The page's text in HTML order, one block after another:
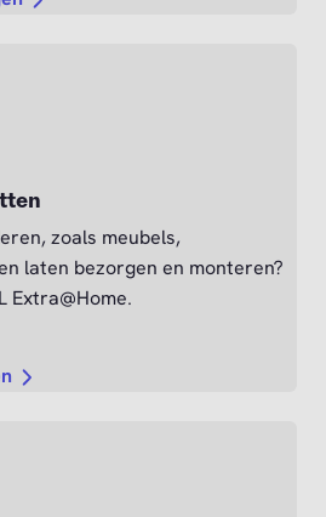
zoals meubels,
laten bezorgen en monteren?
Extra@Home.